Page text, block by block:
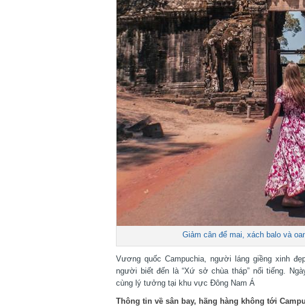
Giảm cân để mai, xách balo và
Vương quốc Campuchia, người láng giềng xinh
người biết đến là “Xứ sở chùa tháp” nổi tiếng.
cùng lý tưởng tại khu vực Đông Nam Á
Thông tin về sân bay, hãng hàng không tới